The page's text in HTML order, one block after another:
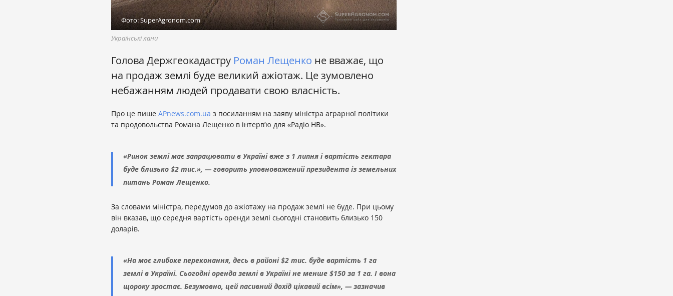
Фото: SuperAgronom.com
Українські лани
Голова Держгеокадастру Роман Лещенко не вважає, що
на продаж землі буде великий ажіотаж. Це зумовлено
небажанням людей продавати свою власність.
Про це пише APnews.com.ua з посиланням на заяву міністра аграрної політики
та продовольства Романа Лещенко в інтерв’ю для «Радіо НВ».
«Ринок землі має запрацювати в Україні вже з 1 липня і вартість гектара
буде близько $2 тис.», — говорить уповноважений президента із земельних
питань Роман Лещенко.
За словами міністра, передумов до ажіотажу на продаж землі не буде. При цьому
він вказав, що середня вартість оренди землі сьогодні становить близько 150
доларів.
«На моє глибоке переконання, десь в районі $2 тис. буде вартість 1 га
землі в Україні. Сьогодні оренда землі в Україні не менше $150 за 1 га. І вона
щороку зростає. Безумовно, цей пасивний дохід цікавий всім», — зазначив